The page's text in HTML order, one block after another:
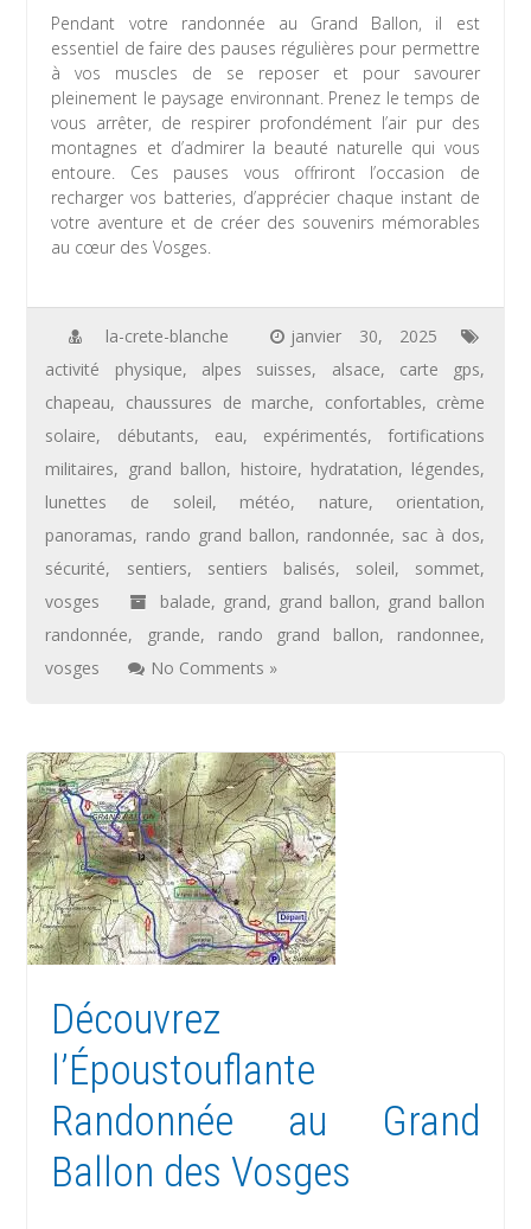
Pendant votre randonnée au Grand Ballon, il est
essentiel de faire des pauses régulières pour permettre
à vos muscles de se reposer et pour savourer
pleinement le paysage environnant. Prenez le temps de
vous arrêter, de respirer profondément l’air pur des
montagnes et d’admirer la beauté naturelle qui vous
entoure. Ces pauses vous offriront l’occasion de
recharger vos batteries, d’apprécier chaque instant de
votre aventure et de créer des souvenirs mémorables
au cœur des Vosges.
la-crete-blanche
janvier 30, 2025
activité physique, alpes suisses, alsace, carte gps,
chapeau, chaussures de marche, confortables, crème
solaire, débutants, eau, expérimentés,fortifications
militaires, grand ballon, histoire, hydratation, légendes,
lunettes de soleil, météo, nature, orientation,
panoramas, rando grand ballon, randonnée, sac à dos,
sécurité, sentiers, sentiers balisés, soleil, sommet,
vosges
balade, grand, grand ballon, grand ballon
randonnée, grande, rando grand ballon, randonnee,
vosges
No Comments »
Découvrez
l’Époustouflante
Randonnée au Grand
Ballon des Vosges